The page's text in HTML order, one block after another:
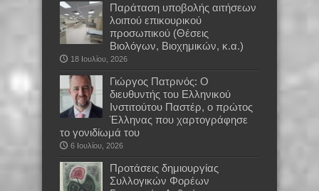
Παράταση υποβολής αιτήσεων
λοιπού επικουρικού
προσωπικού (Θέσεις
Βιολόγων, Βιοχημικών, κ.α.)
18 Ιουλίου, 2026
Γιώργος Πατρινός: Ο
διευθυντής του Ελληνικού
Ινστιτούτου Παστέρ, ο πρώτος
Έλληνας που χαρτογράφησε
το γονιδίωμά του
6 Ιουλίου, 2026
Προτάσεις δημιουργίας
Συλλογικών Φορέων